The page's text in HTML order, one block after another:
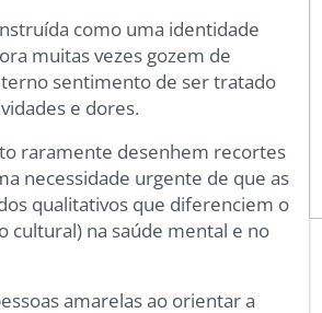
como uma identidade
muitas vezes gozem de
sentimento de ser tratado
e dores.
raramente desenhem recortes
necessidade urgente de que as
qualitativos que diferenciem o
cultural) na saúde mental e no
amarelas ao orientar a